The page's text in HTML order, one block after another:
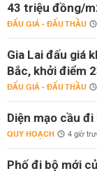
43 triệu đồng/
ĐẤU GIÁ - ĐẤU THẦU
Gia Lai đấu giá
Bắc, khởi điểm
ĐẤU GIÁ - ĐẤU THẦU
Diện mạo cầu
QUY HOẠCH 4 giờ
Phố đi bộ mới